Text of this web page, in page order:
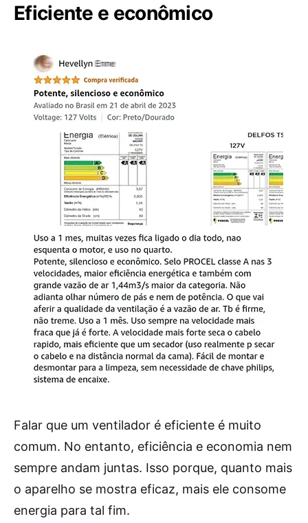
Eficiente e econômico
Falar que um ventilador é eficiente é muito
comum. No entanto, eficiência e economia nem
sempre andam juntas. Isso porque, quanto mais
o aparelho se mostra eficaz, mais ele consome
energia para tal fim.